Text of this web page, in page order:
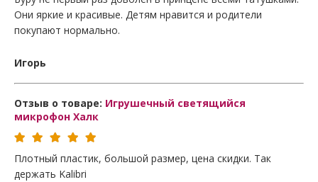
Они яркие и красивые. Детям нравится и родители
покупают нормально.
Игорь
Отзыв о товаре: Игрушечный светящийся
микрофон Халк
Плотный пластик, большой размер, цена скидки. Так
держать Kalibri